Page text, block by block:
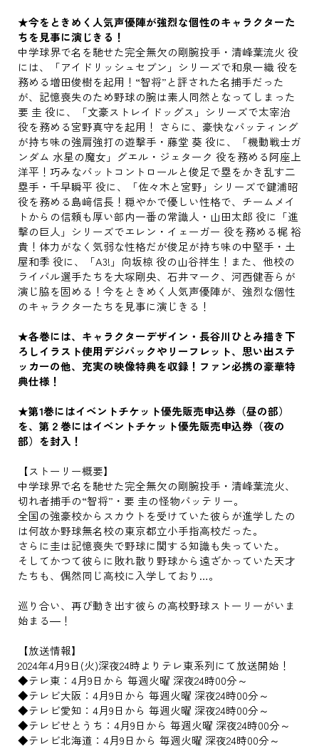
★今をときめく人気声優陣が強烈な個性のキャラクターた
ちを見事に演じきる！
中学球界で名を馳せた完全無欠の剛腕投手・清峰葉流火 役
には、「アイドリッシュセブン」シリーズで和泉一織 役を
務める増田俊樹を起用！“智将”と評された名捕手だった
が、記憶喪失のため野球の腕は素人同然となってしまった
要 圭 役に、「文豪ストレイドッグス」シリーズで太宰治
役を務める宮野真守を起用！ さらに、豪快なバッティング
が持ち味の強肩強打の遊撃手・藤堂 葵 役に、「機動戦士ガ
ンダム 水星の魔女」グエル・ジェターク 役を務める阿座上
洋平！巧みなバットコントロールと俊足で塁をかき乱す二
塁手・千早瞬平 役に、「佐々木と宮野」シリーズで鍵浦昭
役を務める島﨑信長！穏やかで優しい性格で、チームメイ
トからの信頼も厚い部内一番の常識人・山田太郎 役に「進
撃の巨人」シリーズでエレン・イェーガー 役を務める梶 裕
貴！体力がなく気弱な性格だが俊足が持ち味の中堅手・土
屋和季 役に、「A3!」向坂椋 役の山谷祥生！また、他校の
ライバル選手たちを大塚剛央、石井マーク、河西健吾らが
演じ脇を固める！今をときめく人気声優陣が、強烈な個性
のキャラクターたちを見事に演じきる！
★各巻には、キャラクターデザイン・長谷川ひとみ描き下
ろしイラスト使用デジパックやリーフレット、思い出ステ
ッカーの他、充実の映像特典を収録！ファン必携の豪華特
典仕様！
★第1巻にはイベントチケット優先販売申込券（昼の部）
を、第２巻にはイベントチケット優先販売申込券（夜の
部）を封入！
【ストーリー概要】
中学球界で名を馳せた完全無欠の剛腕投手・清峰葉流火、
切れ者捕手の“智将”・要 圭の怪物バッテリー。
全国の強豪校からスカウトを受けていた彼らが進学したの
は何故か野球無名校の東京都立小手指高校だった。
さらに圭は記憶喪失で野球に関する知識も失っていた。
そしてかつて彼らに敗れ散り野球から遠ざかっていた天才
たちも、偶然同じ高校に入学しており…。
巡り合い、再び動き出す彼らの高校野球ストーリーがいま
始まる―！
【放送情報】
2024年4月9日(火)深夜24時よりテレ東系列にて放送開始！
◆テレ東：4月9日から 毎週火曜 深夜24時00分～
◆テレビ大阪：4月9日から 毎週火曜 深夜24時00分～
◆テレビ愛知：4月9日から 毎週火曜 深夜24時00分～
◆テレビせとうち：4月9日から 毎週火曜 深夜24時00分～
◆テレビ北海道：4月9日から 毎週火曜 深夜24時00分～